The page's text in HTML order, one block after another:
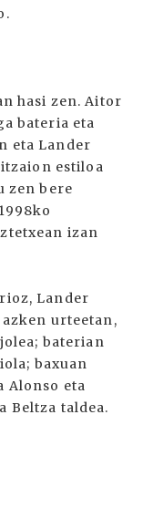
hasi zen. Aitor
bateria eta
eta Lander
estiloa
zen bere
izan
Lander
urteetan,
baterian
baxuan
Alonso eta
Beltza taldea.